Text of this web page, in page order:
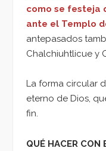
como se festeja
ante el Templo
antepasados
Chalchiuhtlicue y
La forma circular
eterno de Dios,
fin.
QUÉ HACER CON